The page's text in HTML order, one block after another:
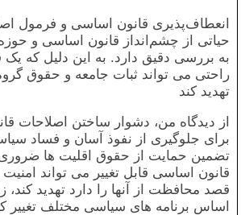
اساسی توسط مردم پذیرفته و
عدم ابهام: قانون اساسی بایستی
با عبارتهای دقق و مشخص نوشته
اختلافات حقوقی بعدی پیشگیری
فدرالیسم:در صورت گنجاندن
اساسی بایستی تعریف دقیقی از
دولت مرکزی و دولتهای محلی
مناسبی برای ایجاد تعادل بین
ایجاد نماید تا قدرت بدرستی
انعطاف‌پذیری قانون اساسی و فرمول
حیاتی از چشم‌انداز قانون اساسی و
به بررسی دقیق دارد. به این دلیل که
راحتی می تواند ثبات جامعه و حقوق
تهدید کند
از دیدگاه من، دشوار ساختن اصلاحات
برای جلوگیری از نفوذ آسان و فساد
تضمین حمایت از حقوق اقلیت ها
قانون اساسی قابل تغییر می تواند امنیت
قصد محافظت از آنها را دارد تهدید کند،
اساس برنامه های سیاسی مختلف تغییر